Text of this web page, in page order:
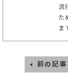
流
た
ま
前の記事